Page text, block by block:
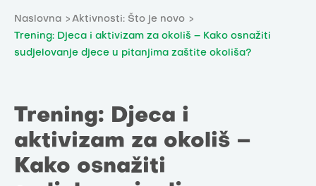
Naslovna
Aktivnosti: Što je novo
Trening: Djeca i aktivizam za okoliš – Kako osnažiti
sudjelovanje djece u pitanjima zaštite okoliša?
Trening: Djeca i
aktivizam za okoliš –
Kako osnažiti